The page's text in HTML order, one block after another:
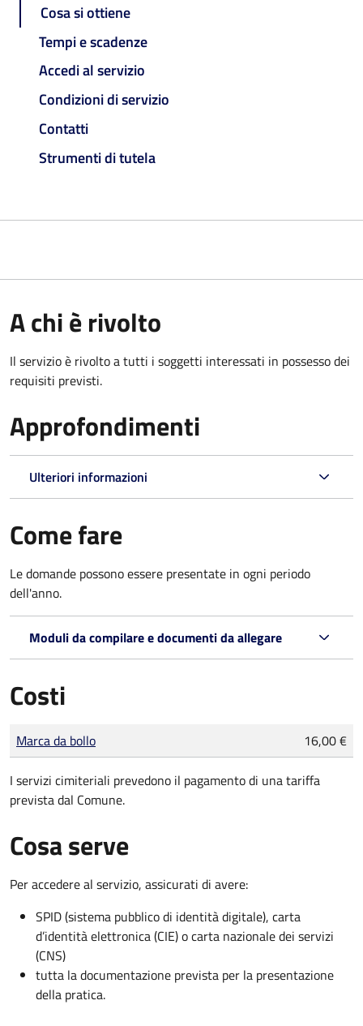
Cosa si ottiene
Tempi e scadenze
Accedi al servizio
Condizioni di servizio
Contatti
Strumenti di tutela
A chi è rivolto
Il servizio è rivolto a tutti i soggetti interessati in possesso dei
requisiti previsti.
Approfondimenti
Ulteriori informazioni
Come fare
Le domande possono essere presentate in ogni periodo
dell'anno.
Moduli da compilare e documenti da allegare
Costi
Tipo di pagamento
Importo
Marca da bollo 16,00 €
I servizi cimiteriali prevedono il pagamento di una tariffa
prevista dal Comune.
Cosa serve
Per accedere al servizio, assicurati di avere:
SPID (sistema pubblico di identità digitale), carta
d’identità elettronica (CIE) o carta nazionale dei servizi
(CNS)
tutta la documentazione prevista per la presentazione
della pratica.